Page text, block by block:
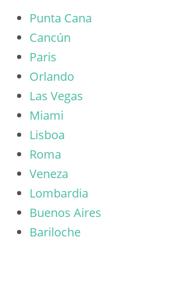
Punta Cana
Cancún
Paris
Orlando
Las Vegas
Miami
Lisboa
Roma
Veneza
Lombardia
Buenos Aires
Bariloche